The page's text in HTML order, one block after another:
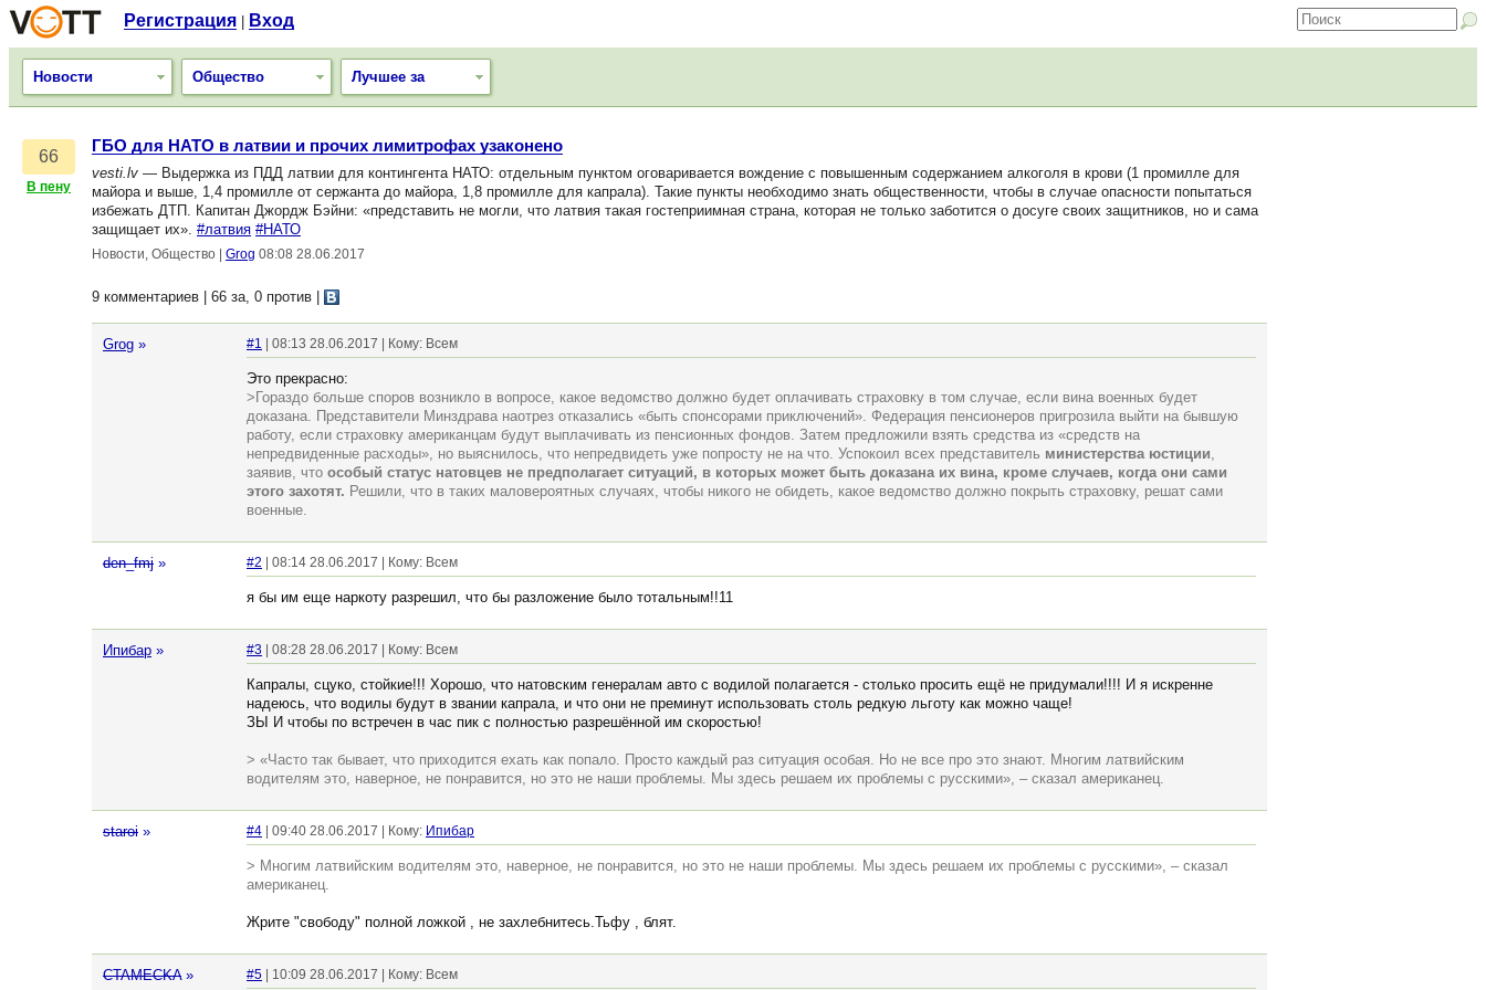
Регистрация Вход
Новости Общество Лучшее за
66
В пену
ГБО для НАТО в латвии и прочих лимитрофах узаконено
vesti.lv — Выдержка из ПДД латвии для контингента НАТО: отдельным пунктом оговаривается вождение с повышенным содержанием алкоголя в крови (1 промилле для
майора и выше, 1,4 промилле от сержанта до майора, 1,8 промилле для капрала). Такие пункты необходимо знать общественности, чтобы в случае опасности попытаться
избежать ДТП. Капитан Джордж Бэйни: «представить не могли, что латвия такая гостеприимная страна, которая не только заботится о досуге своих защитников, но и сама
защищает их». #латвия #НАТО
Новости, Общество Grog 08:08 28.06.2017
9 комментариев | 66 за, 0 против
Grog » #1 | 08:13 28.06.2017 | Кому: Всем
Это прекрасно:
>Гораздо больше споров возникло в вопросе, какое ведомство должно будет оплачивать страховку в том случае, если вина военных будет
доказана. Представители Минздрава наотрез отказались «быть спонсорами приключений». Федерация пенсионеров пригрозила выйти на бывшую
работу, если страховку американцам будут выплачивать из пенсионных фондов. Затем предложили взять средства из «средств на
непредвиденные расходы», но выяснилось, что непредвидеть уже попросту не на что. Успокоил всех представитель министерства юстиции,
заявив, что особый статус натовцев не предполагает ситуаций, в которых может быть доказана их вина, кроме случаев, когда они сами
этого захотят. Решили, что в таких маловероятных случаях, чтобы никого не обидеть, какое ведомство должно покрыть страховку, решат сами
военные.
den_fmj » #2 | 08:14 28.06.2017 | Кому: Всем
я бы им еще наркоту разрешил, что бы разложение было тотальным!!11
Ипибар » #3 | 08:28 28.06.2017 | Кому: Всем
Капралы, сцуко, стойкие!!! Хорошо, что натовским генералам авто с водилой полагается - столько просить ещё не придумали!!!! И я искренне
надеюсь, что водилы будут в звании капрала, и что они не преминут использовать столь редкую льготу как можно чаще!
ЗЫ И чтобы по встречен в час пик с полностью разрешённой им скоростью!
> «Часто так бывает, что приходится ехать как попало. Просто каждый раз ситуация особая. Но не все про это знают. Многим латвийским
водителям это, наверное, не понравится, но это не наши проблемы. Мы здесь решаем их проблемы с русскими», – сказал американец.
staroi » #4 | 09:40 28.06.2017 | Кому: Ипибар
> Многим латвийским водителям это, наверное, не понравится, но это не наши проблемы. Мы здесь решаем их проблемы с русскими», – сказал
американец.
Жрите "свободу" полной ложкой , не захлебнитесь.Тьфу , блят.
CTAMECKA » #5 | 10:09 28.06.2017 | Кому: Всем